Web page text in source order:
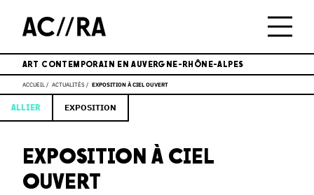
ART CONTEMPORAIN EN AUVERGNE-RHÔNE-ALPES
ACCUEIL ACTUALITÉS EXPOSITION À CIEL OUVERT
ALLIER EXPOSITION
EXPOSITION À CIEL
OUVERT